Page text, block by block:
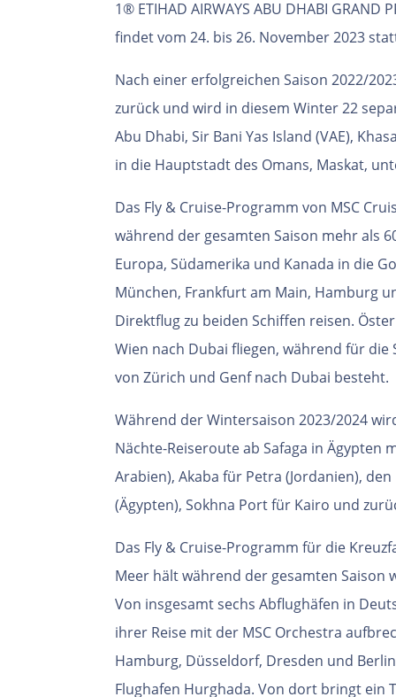
1® ETIHAD AIRWAYS ABU DHABI
findet vom 24. bis 26. November 2023
Nach einer erfolgreichen Saison 2022/
zurück und wird in diesem Winter 22
Abu Dhabi, Sir Bani Yas Island (VAE),
in die Hauptstadt des Omans, Maskat,
Das Fly & Cruise-Programm von MSC
während der gesamten Saison mehr als
Europa, Südamerika und Kanada in die
München, Frankfurt am Main, Hamburg
Direktflug zu beiden Schiffen reisen.
Wien nach Dubai fliegen, während für
von Zürich und Genf nach Dubai besteht.
Während der Wintersaison 2023/2024
Nächte-Reiseroute ab Safaga in Ägypten
Arabien), Akaba für Petra (Jordanien),
(Ägypten), Sokhna Port für Kairo und
Das Fly & Cruise-Programm für die
Meer hält während der gesamten Saison
Von insgesamt sechs Abflughäfen in
ihrer Reise mit der MSC Orchestra
Hamburg, Düsseldorf, Dresden und
Flughafen Hurghada. Von dort bringt ein